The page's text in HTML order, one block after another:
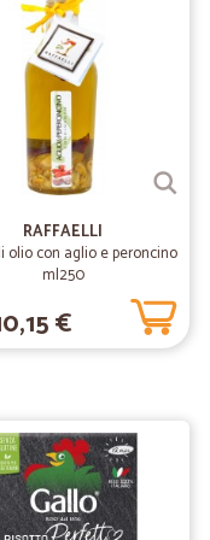
02/03/2023
07/2021
09/2020
RAFFAELLI
olio con aglio e peroncino
ml250
€